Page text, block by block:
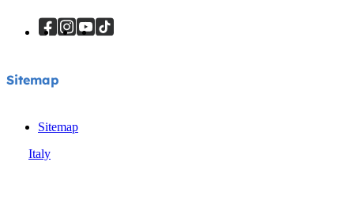
Sitemap
Sitemap
Italy